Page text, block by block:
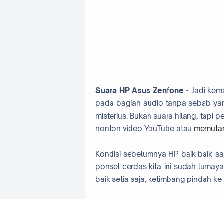
Suara HP Asus Zenfone -Jadi
pada bagian audio tanpa sebab
misterius. Bukan suara hilang, tapi
nonton video YouTube atau
Kondisi sebelumnya HP baik-baik
ponsel cerdas kita ini sudah
baik setia saja, ketimbang pindah ke